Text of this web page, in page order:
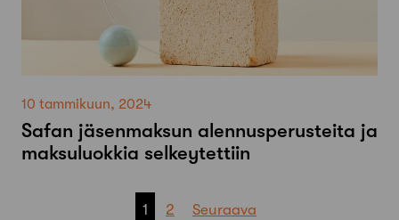
10 tammikuun, 2024
Safan jäsenmaksun alennusperusteita ja
maksuluokkia selkeytettiin
1 2 Seuraava